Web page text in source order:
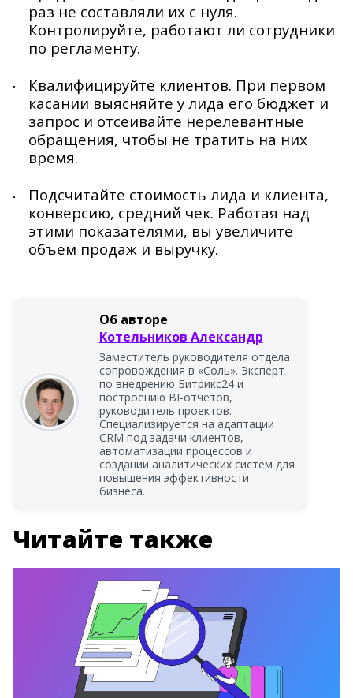
раз не составляли их с нуля.
Контролируйте, работают ли сотрудники
по регламенту.
Квалифицируйте клиентов. При первом
касании выясняйте у лида его бюджет и
запрос и отсеивайте нерелевантные
обращения, чтобы не тратить на них
время.
Подсчитайте стоимость лида и клиента,
конверсию, средний чек. Работая над
этими показателями, вы увеличите
объем продаж и выручку.
Об авторе
Котельников Александр
Заместитель руководителя отдела
сопровождения в «Соль». Эксперт
по внедрению Битрикс24 и
построению BI-отчётов,
руководитель проектов.
Специализируется на адаптации
CRM под задачи клиентов,
автоматизации процессов и
создании аналитических систем для
повышения эффективности
бизнеса.
Читайте также